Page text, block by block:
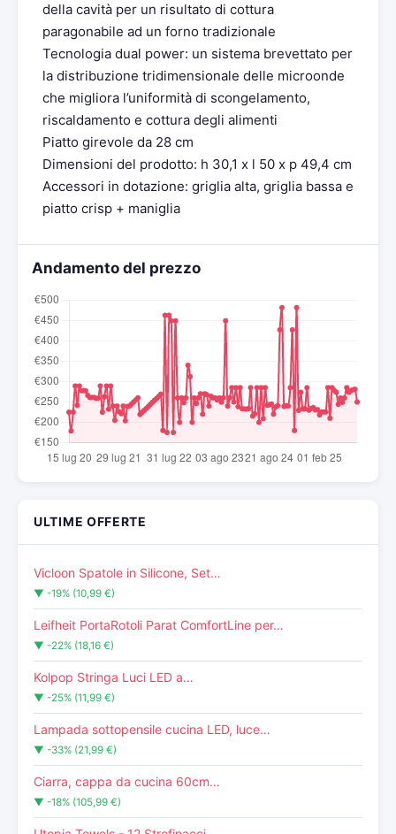
della cavità per un risultato di cottura
paragonabile ad un forno tradizionale
Tecnologia dual power: un sistema brevettato per
la distribuzione tridimensionale delle microonde
che migliora l’uniformità di scongelamento,
riscaldamento e cottura degli alimenti
Piatto girevole da 28 cm
Dimensioni del prodotto: h 30,1 x l 50 x p 49,4 cm
Accessori in dotazione: griglia alta, griglia bassa e
piatto crisp + maniglia
Andamento del prezzo
ULTIME OFFERTE
Vicloon Spatole in Silicone, Set…
▼ -19% (10,99 €)
Leifheit PortaRotoli Parat ComfortLine per…
▼ -22% (18,16 €)
Kolpop Stringa Luci LED a…
▼ -25% (11,99 €)
Lampada sottopensile cucina LED, luce…
▼ -33% (21,99 €)
Ciarra, cappa da cucina 60cm…
▼ -18% (105,99 €)